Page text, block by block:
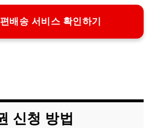
배송 서비스 확인하기
신청 방법